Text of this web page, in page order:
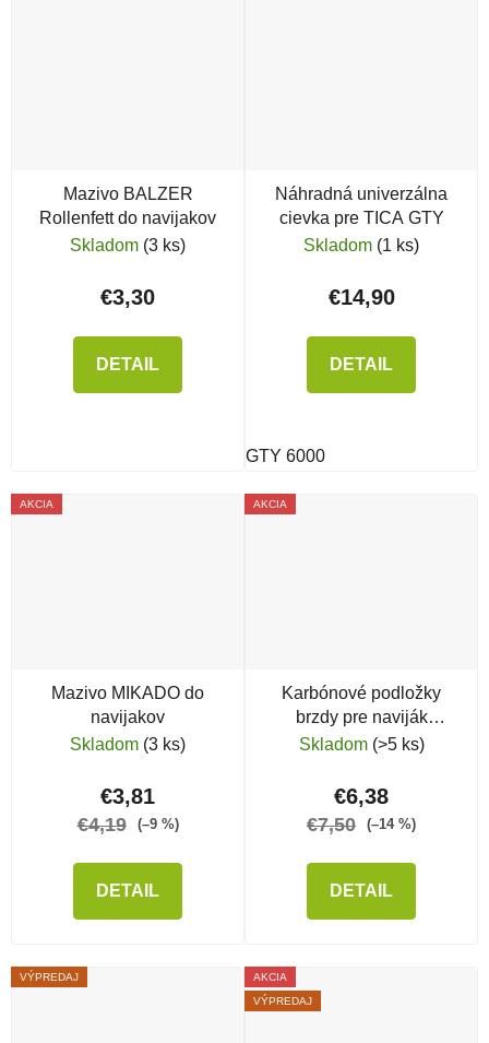
Mazivo BALZER
Rollenfett do navijakov
Skladom (3 ks)
€3,30
DETAIL
Náhradná univerzálna
cievka pre TICA GTY
Skladom (1 ks)
€14,90
DETAIL
GTY 6000
AKCIA
Mazivo MIKADO do
navijakov
Skladom (3 ks)
€3,81
€4,19 (–9 %)
DETAIL
AKCIA
Karbónové podložky
brzdy pre naviják
DELPHIN Y body
Skladom (>5 ks)
€6,38
€7,50 (–14 %)
DETAIL
VÝPREDAJ
AKCIA
VÝPREDAJ